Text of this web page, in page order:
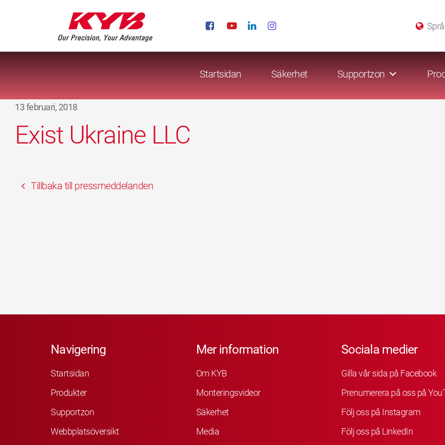
Startsidan Säkerhet Supportzon
13 februari, 2018
Exist Ukraine LLC
Tillbaka till pressmeddelanden
Navigering
Startsidan
Produkter
Supportzon
Webbplatsöversikt
Mer information
Om KYB
Monteringsvideor
Säkerhet
Media
Sociala medier
Gilla vår sida på Facebook
Prenumerera på oss på
Följ oss på Instagram
Följ oss på LinkedIn